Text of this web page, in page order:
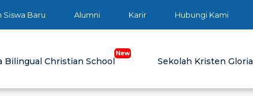
Siswa Baru Alumni Karir Hubungi Kami
Bilingual Christian School Sekolah Kristen Gloria